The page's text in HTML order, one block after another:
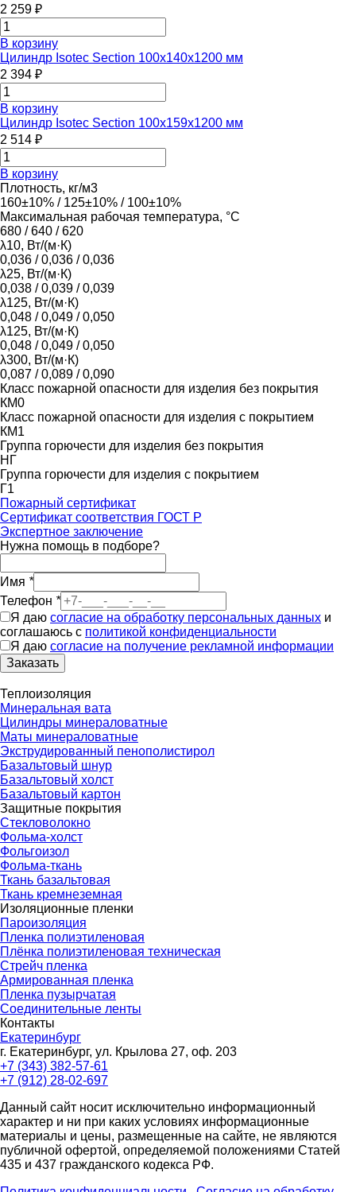
2 259 ₽
В корзину
Цилиндр Isotec Section 100x140x1200 мм
2 394 ₽
В корзину
Цилиндр Isotec Section 100x159x1200 мм
2 514 ₽
В корзину
Плотность, кг/м3
160±10% / 125±10% / 100±10%
Максимальная рабочая температура, °С
680 / 640 / 620
λ10, Вт/(м·К)
0,036 / 0,036 / 0,036
λ25, Вт/(м·К)
0,038 / 0,039 / 0,039
λ125, Вт/(м·К)
0,048 / 0,049 / 0,050
λ125, Вт/(м·К)
0,048 / 0,049 / 0,050
λ300, Вт/(м·К)
0,087 / 0,089 / 0,090
Класс пожарной опасности для изделия без покрытия
КМ0
Класс пожарной опасности для изделия с покрытием
КМ1
Группа горючести для изделия без покрытия
НГ
Группа горючести для изделия с покрытием
Г1
Пожарный сертификат
Сертификат соответствия ГОСТ Р
Экспертное заключение
Нужна помощь в подборе?
Имя *
Телефон *
Я даю согласие на обработку персональных данных и
соглашаюсь с политикой конфиденциальности
Я даю согласие на получение рекламной информации
Заказать
Теплоизоляция
Минеральная вата
Цилиндры минераловатные
Маты минераловатные
Экструдированный пенополистирол
Базальтовый шнур
Базальтовый холст
Базальтовый картон
Защитные покрытия
Стекловолокно
Фольма-холст
Фольгоизол
Фольма-ткань
Ткань базальтовая
Ткань кремнеземная
Изоляционные пленки
Пароизоляция
Пленка полиэтиленовая
Плёнка полиэтиленовая техническая
Стрейч пленка
Армированная пленка
Пленка пузырчатая
Соединительные ленты
Контакты
Екатеринбург
г. Екатеринбург, ул. Крылова 27, оф. 203
+7 (343) 382-57-61
+7 (912) 28-02-697
Данный сайт носит исключительно информационный
характер и ни при каких условиях информационные
материалы и цены, размещенные на сайте, не являются
публичной офертой, определяемой положениями Статей
435 и 437 гражданского кодекса РФ.